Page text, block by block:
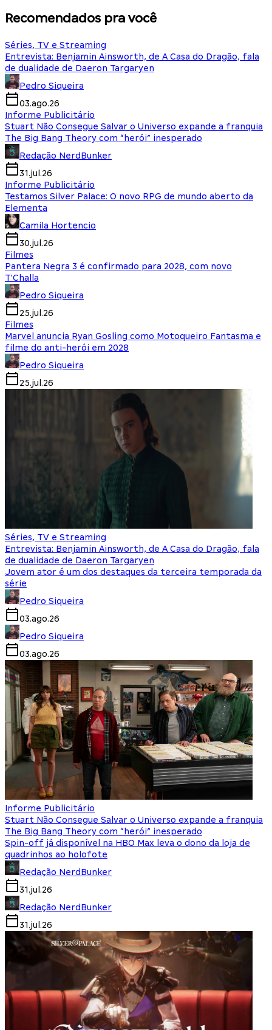
Recomendados pra você
Séries, TV e Streaming
Entrevista: Benjamin Ainsworth, de A Casa do Dragão, fala
de dualidade de Daeron Targaryen
Pedro Siqueira
03.ago.26
Informe Publicitário
Stuart Não Consegue Salvar o Universo expande a franquia
The Big Bang Theory com “herói” inesperado
Redação NerdBunker
31.jul.26
Informe Publicitário
Testamos Silver Palace: O novo RPG de mundo aberto da
Elementa
Camila Hortencio
30.jul.26
Filmes
Pantera Negra 3 é confirmado para 2028, com novo
T'Challa
Pedro Siqueira
25.jul.26
Filmes
Marvel anuncia Ryan Gosling como Motoqueiro Fantasma e
filme do anti-herói em 2028
Pedro Siqueira
25.jul.26
Séries, TV e Streaming
Entrevista: Benjamin Ainsworth, de A Casa do Dragão, fala
de dualidade de Daeron Targaryen
Jovem ator é um dos destaques da terceira temporada da
série
Pedro Siqueira
03.ago.26
Pedro Siqueira
03.ago.26
Informe Publicitário
Stuart Não Consegue Salvar o Universo expande a franquia
The Big Bang Theory com “herói” inesperado
Spin-off já disponível na HBO Max leva o dono da loja de
quadrinhos ao holofote
Redação NerdBunker
31.jul.26
Redação NerdBunker
31.jul.26